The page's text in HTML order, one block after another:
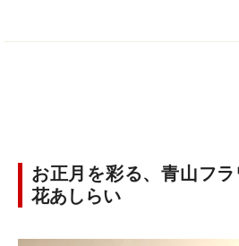
お正月を彩る、青山フ
花あしらい